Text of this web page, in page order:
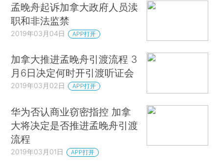
孟晚舟起诉加拿大政府人员渎
职和非法监禁
2019年03月04日 APP打开
加拿大推进孟晚舟引渡流程 3
月6日决定何时开引渡听证会
2019年03月02日 APP打开
华为否认商业窃密指控 加拿
大将决定是否推进孟晚舟引渡
流程
2019年03月01日 APP打开